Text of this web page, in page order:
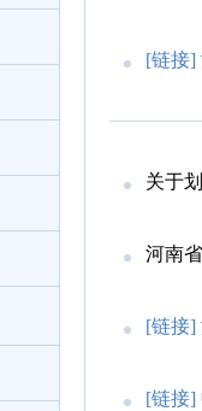
[链接]
关于
河南
[链接]
[链接]